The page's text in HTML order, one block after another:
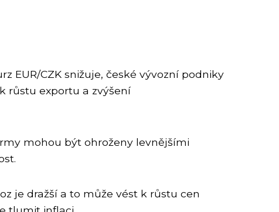
EUR/CZK snižuje, české vývozní podniky
růstu exportu a zvýšení
mohou být ohroženy levnějšími
je dražší a to může vést k růstu cen